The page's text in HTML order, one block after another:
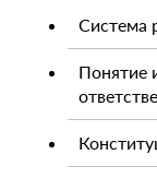
Система
Понятие